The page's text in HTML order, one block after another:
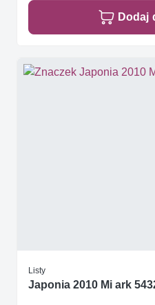
Dodaj
Listy
Japonia 2010 Mi ark